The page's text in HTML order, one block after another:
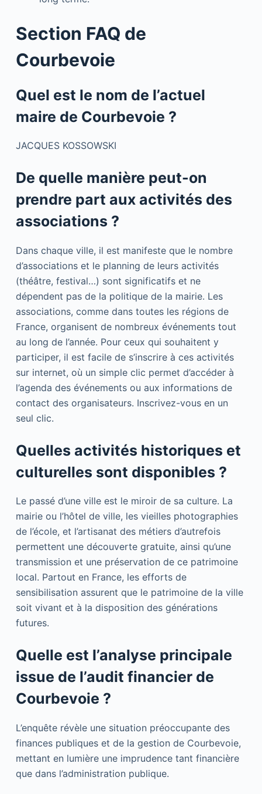
Section FAQ de
Courbevoie
Quel est le nom de l’actuel
maire de Courbevoie ?
JACQUES KOSSOWSKI
De quelle manière peut-on
prendre part aux activités des
associations ?
Dans chaque ville, il est manifeste que le nombre
d’associations et le planning de leurs activités
(théâtre, festival…) sont significatifs et ne
dépendent pas de la politique de la mairie. Les
associations, comme dans toutes les régions de
France, organisent de nombreux événements tout
au long de l’année. Pour ceux qui souhaitent y
participer, il est facile de s’inscrire à ces activités
sur internet, où un simple clic permet d’accéder à
l’agenda des événements ou aux informations de
contact des organisateurs. Inscrivez-vous en un
seul clic.
Quelles activités historiques et
culturelles sont disponibles ?
Le passé d’une ville est le miroir de sa culture. La
mairie ou l’hôtel de ville, les vieilles photographies
de l’école, et l’artisanat des métiers d’autrefois
permettent une découverte gratuite, ainsi qu’une
transmission et une préservation de ce patrimoine
local. Partout en France, les efforts de
sensibilisation assurent que le patrimoine de la ville
soit vivant et à la disposition des générations
futures.
Quelle est l’analyse principale
issue de l’audit financier de
Courbevoie ?
L’enquête révèle une situation préoccupante des
finances publiques et de la gestion de Courbevoie,
mettant en lumière une imprudence tant financière
que dans l’administration publique.